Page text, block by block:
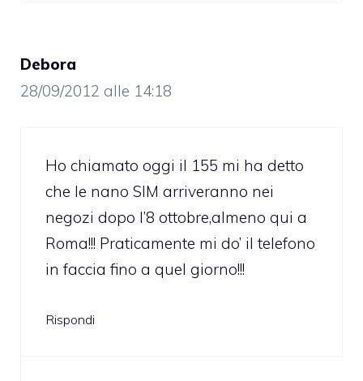
Debora
28/09/2012 alle 14:18
Ho chiamato oggi il 155 mi ha detto
che le nano SIM arriveranno nei
negozi dopo l’8 ottobre,almeno qui a
Roma!!! Praticamente mi do’ il telefono
in faccia fino a quel giorno!!!
Rispondi